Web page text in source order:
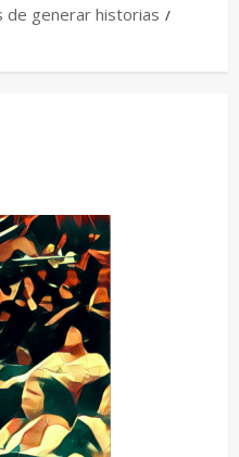
de generar historias